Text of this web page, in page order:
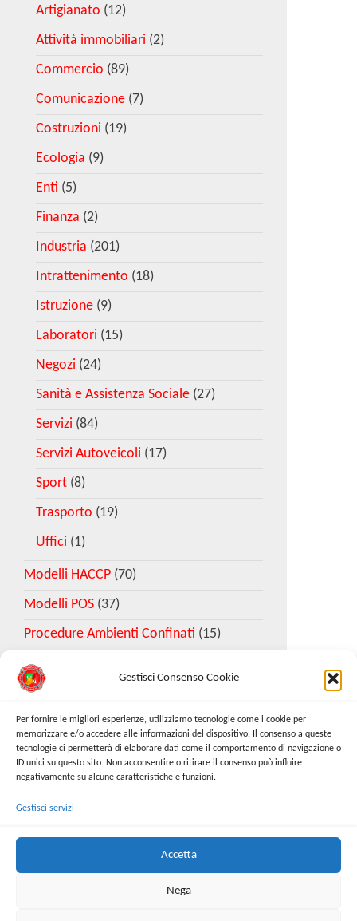
Gestisci Consenso Cookie
Per fornire le migliori esperienze, utilizziamo tecnologie come i cookie per
memorizzare e/o accedere alle informazioni del dispositivo. Il consenso a queste
tecnologie ci permetterà di elaborare dati come il comportamento di navigazione o
ID unici su questo sito. Non acconsentire o ritirare il consenso può influire
negativamente su alcune caratteristiche e funzioni.
Gestisci servizi
Accetta
Nega
Artigianato (12)
Attività immobiliari (2)
Commercio (89)
Comunicazione (7)
Costruzioni (19)
Ecologia (9)
Enti (5)
Finanza (2)
Industria (201)
Intrattenimento (18)
Istruzione (9)
Laboratori (15)
Negozi (24)
Sanità e Assistenza Sociale (27)
Servizi (84)
Servizi Autoveicoli (17)
Sport (8)
Trasporto (19)
Uffici (1)
Modelli HACCP (70)
Modelli POS (37)
Procedure Ambienti Confinati (15)
Richiedi Modello